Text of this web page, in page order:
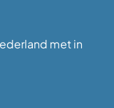
met in